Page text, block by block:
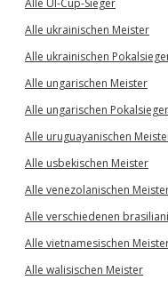
Alle UI-Cup-Sieger
Alle ukrainischen Meister
Alle ukrainischen
Alle ungarischen Meister
Alle ungarischen Pokalsieger
Alle uruguayanischen
Alle usbekischen Meister
Alle venezolanischen
Alle verschiedenen
Alle vietnamesischen
Alle walisischen Meister